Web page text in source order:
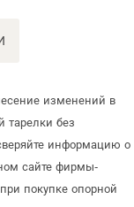
изменений в
тарелки без
информацию о
сайте фирмы-
покупке опорной